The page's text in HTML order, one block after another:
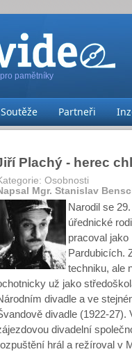
pamětníky
Soutěže Partneři
Plachý - herec
Osobnosti
Mgr. Stanislav
Narodil se
úřednické
pracoval
Pardubicích.
techniku, ale
už jako
divadle a ve
divadle (1922-27).
divadelní
hrál a režíroval v